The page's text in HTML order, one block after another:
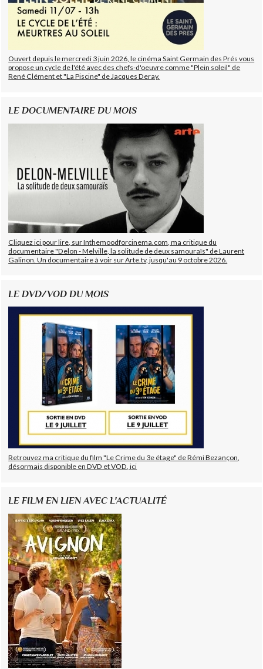
Ouvert depuis le mercredi 3 juin 2026, le cinéma Saint Germain des Prés vous
propose un cycle de l'été avec des chefs-d'oeuvre comme "Plein soleil" de
René Clément et "La Piscine" de Jacques Deray.
LE DOCUMENTAIRE DU MOIS
Cliquez ici pour lire, sur Inthemoodforcinema.com, ma critique du
documentaire "Delon - Melville, la solitude de deux samouraïs" de Laurent
Galinon. Un documentaire à voir sur Arte.tv, jusqu'au 9 octobre 2026.
LE DVD/VOD DU MOIS
Retrouvez ma critique du film "Le Crime du 3e étage" de Rémi Bezançon,
désormais disponible en DVD et VOD, ici
LE FILM EN LIEN AVEC L'ACTUALITÉ